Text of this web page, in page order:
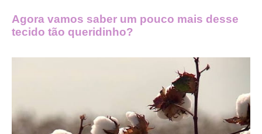
Agora vamos saber um pouco mais desse
tecido tão queridinho?